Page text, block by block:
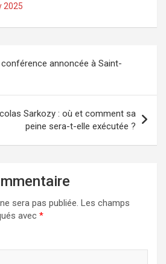
2025
annoncée à Saint-
Sarkozy : où et comment sa
peine sera-t-elle exécutée ?
sera pas publiée. Les champs
avec *